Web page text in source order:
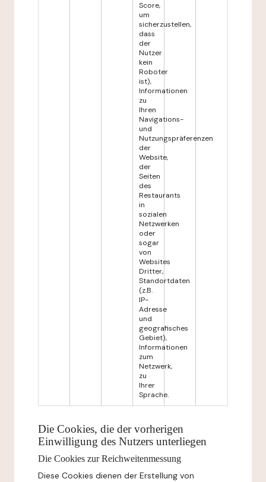
Score,
um
sicherzustellen,
dass
der
Nutzer
kein
Roboter
ist),
Informationen
zu
Ihren
Navigations-
und
Nutzungspräferenzen
der
Website,
der
Seiten
des
Restaurants
in
sozialen
Netzwerken
oder
sogar
von
Websites
Dritter,
Standortdaten
(z.B.
IP-
Adresse
und
geografisches
Gebiet),
Informationen
zum
Netzwerk,
zu
Ihrer
Sprache.
Die Cookies, die der vorherigen
Einwilligung des Nutzers unterliegen
Die Cookies zur Reichweitenmessung
Diese Cookies dienen der Erstellung von